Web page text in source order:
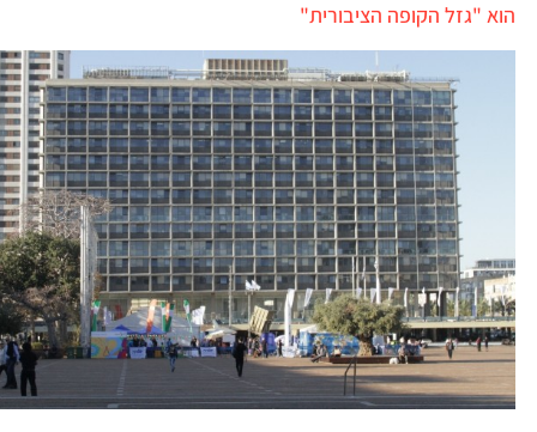
הוא "גזל הקופה הציבורית"